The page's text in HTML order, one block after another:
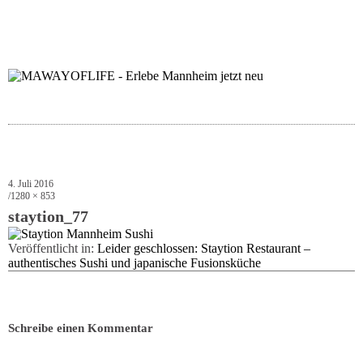
4. Juli 2016
1280 × 853
staytion_77
Veröffentlicht in: Leider geschlossen: Staytion Restaurant –
authentisches Sushi und japanische Fusionsküche
Schreibe einen Kommentar